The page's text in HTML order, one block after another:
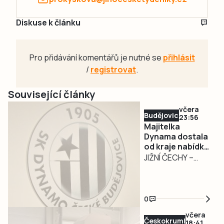
Diskuse k článku
Pro přidávání komentářů je nutné se přihlásit
/registrovat.
Související články
Budějovicko
včera
23:56
Majitelka
Dynama dostala
od kraje nabídku
na odkup akcií za
JIŽNÍ ČECHY –
předložil majitelce
SK Dynamo České
Budějovice
0
Českokrumlovsko
včera